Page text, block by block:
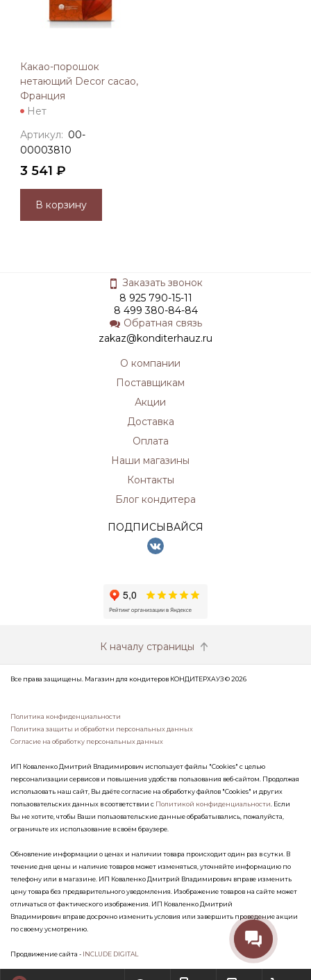
Какао-порошок
нетающий Decor cacao,
Франция
Нет
Артикул: 00-
00003810
3 541 ₽
В корзину
Заказать звонок
8 925 790-15-11
8 499 380-84-84
Обратная связь
zakaz@konditerhauz.ru
О компании
Поставщикам
Акции
Доставка
Оплата
Наши магазины
Контакты
Блог кондитера
ПОДПИСЫВАЙСЯ
К началу страницы
Все права защищены. Магазин для кондитеров КОНДИТЕРХАУЗ © 2026
Политика конфиденциальности
Политика защиты и обработки персональных данных
Согласие на обработку персональных данных
ИП Коваленко Дмитрий Владимирович использует файлы "Cookies" с целью
персонализации сервисов и повышения удобства пользования веб-сайтом. Продолжая
использовать наш сайт, Вы даёте согласие на обработку файлов "Cookies" и других
пользовательских данных в соответствии с Политикой конфиденциальности . Если
Вы не хотите, чтобы Ваши пользовательские данные обрабатывались, пожалуйста,
ограничьте их использование в своём браузере.
Обновление информации о ценах и наличии товара происходит один раз в сутки. В
течение дня цены и наличие товаров может изменяться, уточняйте информацию по
телефону или в магазине. ИП Коваленко Дмитрий Владимирович вправе изменить
цену товара без предварительного уведомления. Изображение товаров на сайте может
отличаться от фактического изображения. ИП Коваленко Дмитрий
Владимирович вправе досрочно изменить условия или завершить проведение акции
по своему усмотрению.
Продвижение сайта - INCLUDE DIGITAL